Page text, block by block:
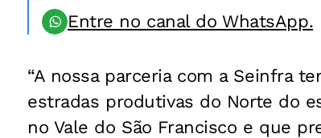
Entre no canal do WhatsApp.
“A nossa parceria com a Seinfra
estradas produtivas do Norte do
no Vale do São Francisco e que